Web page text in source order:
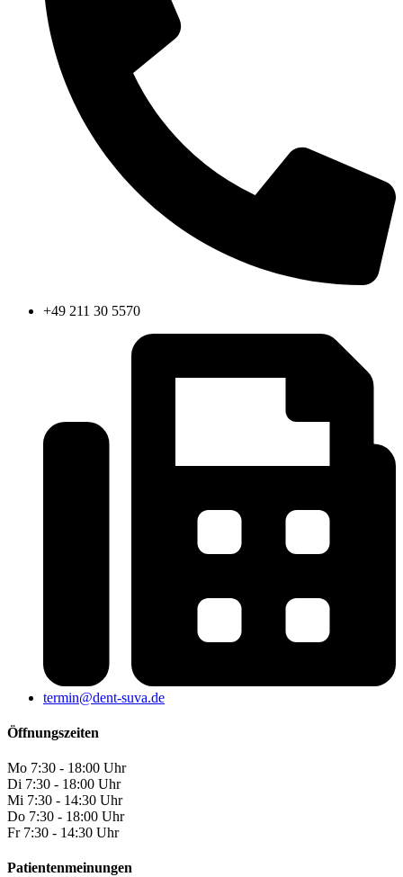
+49 211 30 5570
termin@dent-suva.de
Öffnungszeiten
Mo 7:30 - 18:00 Uhr
Di 7:30 - 18:00 Uhr
Mi 7:30 - 14:30 Uhr
Do 7:30 - 18:00 Uhr
Fr 7:30 - 14:30 Uhr
Patientenmeinungen